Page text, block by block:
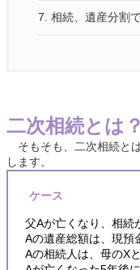
7. 相続、遺産分割
二次相続とは？
そもそも、二次相続と
します。
ケース
父Aが亡くなり、相続
Aの遺産総額は、現預
Aの相続人は、母のX